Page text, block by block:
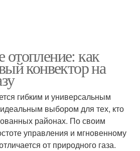
как
конвектор на
гибким и универсальным
выбором для тех, кто
районах. По своим
управления и мгновенному
от природного газа.